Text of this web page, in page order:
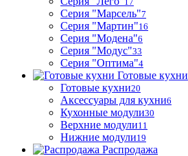
Серия "Марсель"7
Серия "Мартин"16
Серия "Модена"6
Серия "Модус"33
Серия "Оптима"4
Готовые кухни
Готовые кухни20
Аксессуары для кухни6
Кухонные модули30
Верхние модули11
Нижние модули19
Распродажа